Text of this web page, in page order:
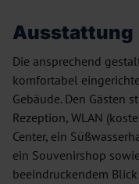
Ausstattung
Die ansprechend
komfortabel
Gebäude. Den Gästen
Rezeption, WLAN
Center, ein
ein Souvenirshop
beeindruckendem